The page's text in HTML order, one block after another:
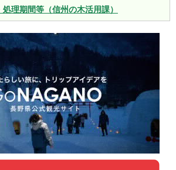
理期間等（信州の木活用課）